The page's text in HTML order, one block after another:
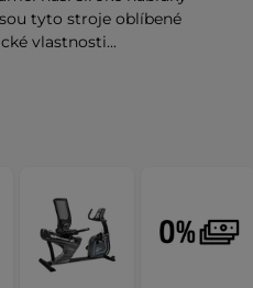
tyto stroje oblíbené
vlastnosti...